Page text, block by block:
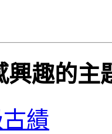
興趣的主
績